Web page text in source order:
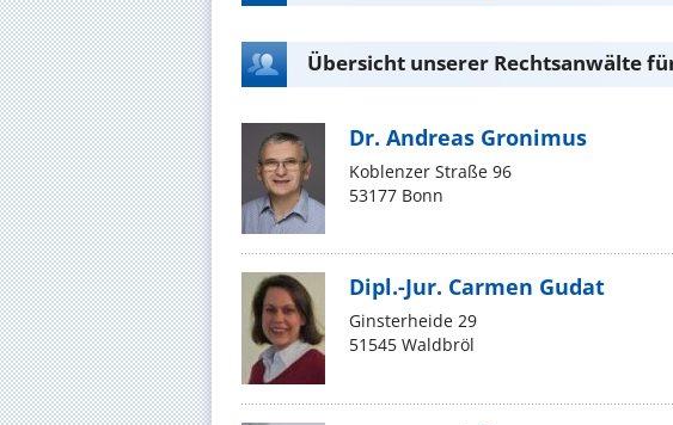
Übersicht unserer Rechtsanwälte
Dr. Andreas Gronimus
Koblenzer Straße 96
53177 Bonn
Dipl.-Jur. Carmen Gudat
Ginsterheide 29
51545 Waldbröl